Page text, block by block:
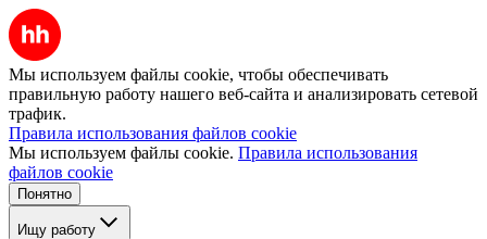
Мы используем файлы cookie, чтобы обеспечивать
правильную работу нашего веб-сайта и анализировать сетевой
трафик.
Правила использования файлов cookie
Мы используем файлы cookie. Правила использования
файлов cookie
Понятно
Ищу работу